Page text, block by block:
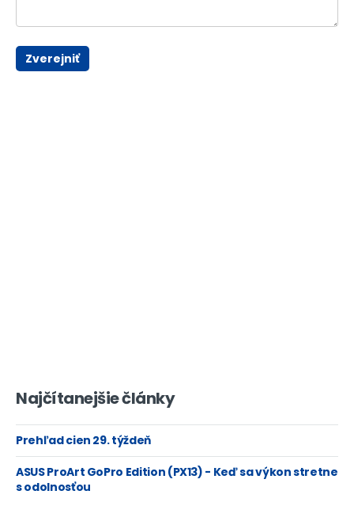
Zverejniť
Najčítanejšie články
Prehľad cien 29. týždeň
ASUS ProArt GoPro Edition (PX13) - Keď sa výkon stretne
s odolnosťou